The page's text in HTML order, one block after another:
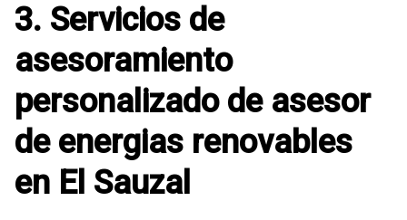
3. Servicios de
asesoramiento
personalizado de asesor
de energias renovables
en El Sauzal